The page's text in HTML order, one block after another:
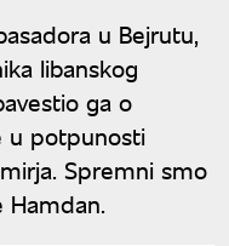
u Bejrutu,
libanskog
ga o
u potpunosti
Spremni smo